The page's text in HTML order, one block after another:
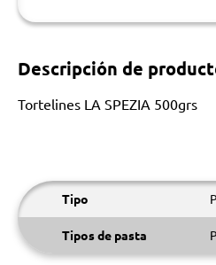
Descripción de
Tortelines LA SPEZIA 500grs
Tipo
Tipos de pasta